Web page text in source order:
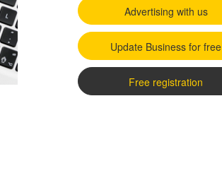
Advertising with us
Update Business for free
Free registration